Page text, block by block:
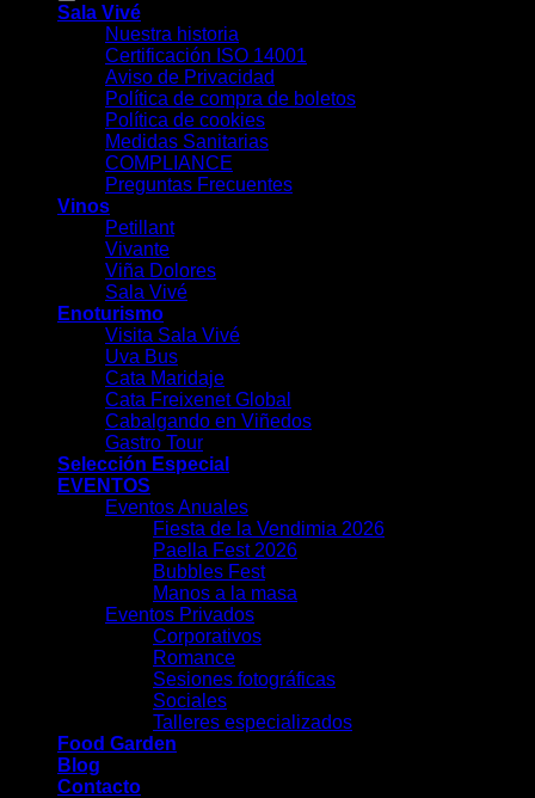
Sala Vivé
Nuestra historia
Certificación ISO 14001
Aviso de Privacidad
Política de compra de boletos
Política de cookies
Medidas Sanitarias
COMPLIANCE
Preguntas Frecuentes
Vinos
Petillant
Vivante
Viña Dolores
Sala Vivé
Enoturismo
Visita Sala Vivé
Uva Bus
Cata Maridaje
Cata Freixenet Global
Cabalgando en Viñedos
Gastro Tour
Selección Especial
EVENTOS
Eventos Anuales
Fiesta de la Vendimia 2026
Paella Fest 2026
Bubbles Fest
Manos a la masa
Eventos Privados
Corporativos
Romance
Sesiones fotográficas
Sociales
Talleres especializados
Food Garden
Blog
Contacto